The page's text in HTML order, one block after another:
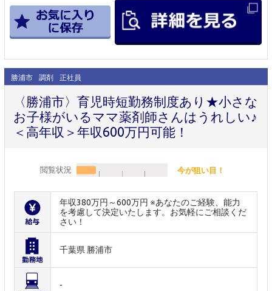
勝浦市 調剤 正社員
〈勝浦市〉育児時短勤務制度あり★小さな
お子様がいるママ薬剤師さんはうれしい♪
＜高年収＞年収600万円可能！
閲覧状況 今が狙い目！
年収380万円～600万円 ※あなたのご経験、能力
を考慮して決定いたします。お気軽にご相談くだ
さい！
千葉県 勝浦市
-